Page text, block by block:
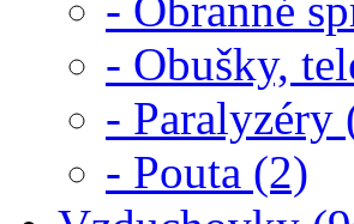
- Obušky,
- Paralyzéry
- Pouta (2)